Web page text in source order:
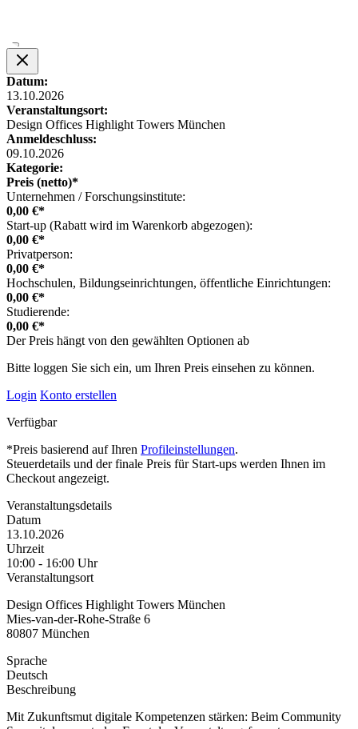
Datum:
13.10.2026
Veranstaltungsort:
Design Offices Highlight Towers München
Anmeldeschluss:
09.10.2026
Kategorie:
Preis (netto)*
Unternehmen / Forschungsinstitute:
0,00 €*
Start-up (Rabatt wird im Warenkorb abgezogen):
0,00 €*
Privatperson:
0,00 €*
Hochschulen, Bildungseinrichtungen, öffentliche Einrichtungen:
0,00 €*
Studierende:
0,00 €*
Der Preis hängt von den gewählten Optionen ab
Bitte loggen Sie sich ein, um Ihren Preis einsehen zu können.
Login Konto erstellen
Verfügbar
*Preis basierend auf Ihren Profileinstellungen.
Steuerdetails und der finale Preis für Start-ups werden Ihnen im
Checkout angezeigt.
Veranstaltungsdetails
Datum
13.10.2026
Uhrzeit
10:00 - 16:00 Uhr
Veranstaltungsort
Design Offices Highlight Towers München
Mies-van-der-Rohe-Straße 6
80807 München
Sprache
Deutsch
Beschreibung
Mit Zukunftsmut digitale Kompetenzen stärken: Beim Community